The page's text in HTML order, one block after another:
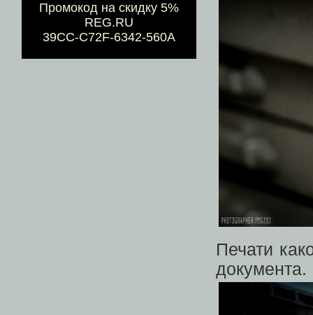
Промокод на скидку 5%
REG.RU
39CC-C72F-6342-560A
Печати
документа.